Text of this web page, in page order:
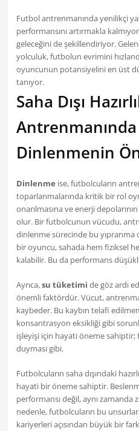
Futbol antrenmanında yenilikçi
performansını artırmakla
geleceğini de şekillendiriyor.
yolculuk, futbolun evrimini
oyuncunun potansiyelini en üst
tanıyor.
Saha Dışı
Dinlenmenin
Dinlenme ise, futbolcuların
toparlanmalarında kritik bir rol
onarılmasına ve enerji
olur. Bir futbolcunun vücudu,
dinlenme sürecinde bu yıpranma
bir oyuncu, sahada hem fiziksel
kalabilir. Bu da performans
Ayrıca,su tüketimi de göz ardı
önemli faktördür. Vücut,
kaybeder. Bu kaybın telafi
konsantrasyon eksikliği gibi
işleyişi için hayati öneme sahiptir;
duyması gibi.
Futbolcuların saha dışındaki
hayati bir öneme sahiptir.
performansı değil, aynı zamanda
nedenle, futbolcuların bu
kariyerleri açısından büyük bir